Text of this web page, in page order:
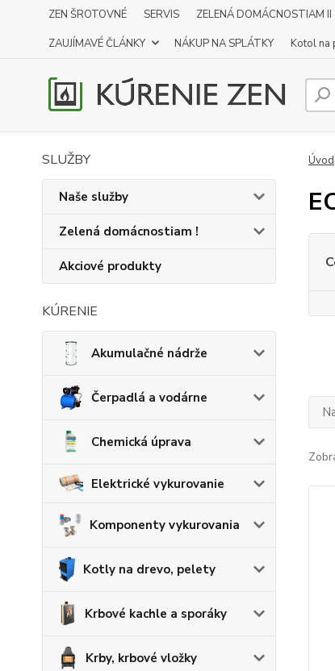
ZEN ŠROTOVNÉ SERVIS ZELENÁ DOMÁCNOSTIAM II
ZAUJÍMAVÉ ČLÁNKY
NÁKUP NA SPLÁTKY Kotol na
SLUŽBY
Naše služby
Zelená domácnostiam !
Akciové produkty
KÚRENIE
Akumulačné nádrže
Čerpadlá a vodárne
Chemická úprava
Elektrické vykurovanie
Komponenty vykurovania
Kotly na drevo, pelety
Krbové kachle a sporáky
Krby, krbové vložky
Úvod